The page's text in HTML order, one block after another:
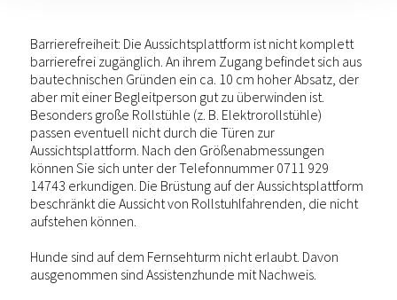
Barrierefreiheit: Die Aussichtsplattform ist nicht komplett
barrierefrei zugänglich. An ihrem Zugang befindet sich aus
bautechnischen Gründen ein ca. 10 cm hoher Absatz, der
aber mit einer Begleitperson gut zu überwinden ist.
Besonders große Rollstühle (z. B. Elektrorollstühle)
passen eventuell nicht durch die Türen zur
Aussichtsplattform. Nach den Größenabmessungen
können Sie sich unter der Telefonnummer 0711 929
14743 erkundigen. Die Brüstung auf der Aussichtsplattform
beschränkt die Aussicht von Rollstuhlfahrenden, die nicht
aufstehen können.
Hunde sind auf dem Fernsehturm nicht erlaubt. Davon
ausgenommen sind Assistenzhunde mit Nachweis.